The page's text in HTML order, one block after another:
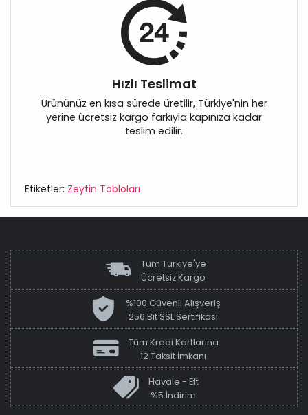
Hızlı Teslimat
Ürününüz en kısa sürede üretilir, Türkiye'nin her
yerine ücretsiz kargo farkıyla kapınıza kadar
teslim edilir.
Etiketler: Zeytin Tabloları
Tüm Türkiye'ye
Ücretsiz Kargo
%100 Güvenli Alışveriş
256 Bit SSL Sertifikası
Tüm Kredi Kartlarına
12 Taksit İmkanı
Havale - Eft
%5 İndirim